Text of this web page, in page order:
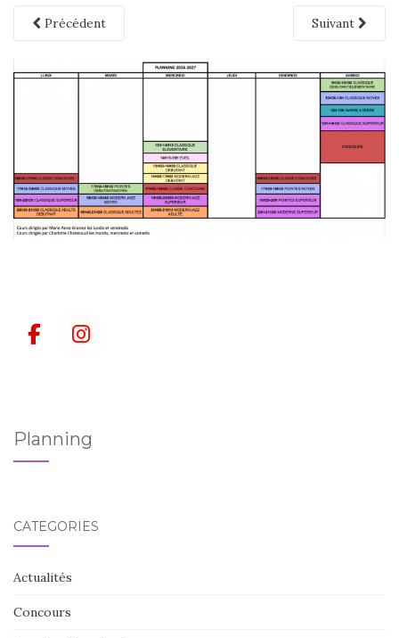
Précédent Suivant
Planning
CATÉGORIES
Actualités
Concours